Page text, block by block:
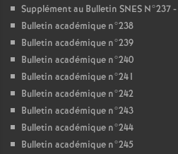
Supplément au Bulletin SNES N°237
Bulletin académique n°238
Bulletin académique n°239
Bulletin académique n°240
Bulletin académique n°241
Bulletin académique n°242
Bulletin académique n°243
Bulletin académique n°244
Bulletin académique n°245